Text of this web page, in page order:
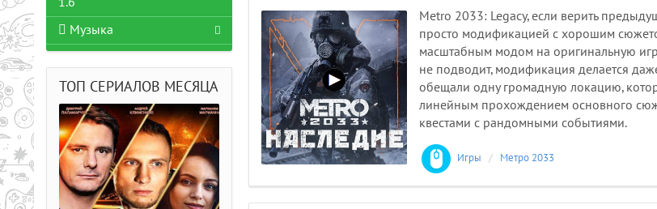
Metro 2033: Legacy, если верить
просто модификацией с хорошим
масштабным модом на оригинальную
не подводит, модификация делается
обещали одну громадную локацию,
линейным прохождением основного
квестами с рандомными событиями.
Игры / Метро 2033 моды
Музыка
ТОП СЕРИАЛОВ МЕСЯЦА